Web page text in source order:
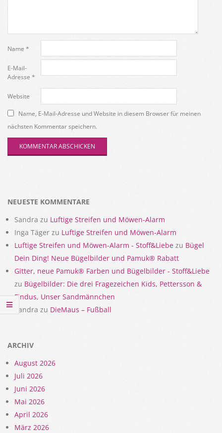
Name *
E-Mail-
Adresse *
Website
Name, E-Mail-Adresse und Website in diesem Browser für meinen
nächsten Kommentar speichern.
NEUESTE KOMMENTARE
Sandra zu Luftige Streifen und Möwen-Alarm
Inga Täger zu Luftige Streifen und Möwen-Alarm
Luftige Streifen und Möwen-Alarm - Stoff&Liebe zu Bügel
Dein Ding! Neue Bügelbilder und Pamuk® Rabatt
Gitter, neue Pamuk® Farben und Bügelbilder - Stoff&Liebe
zu Bügelbilder: Die drei Fragezeichen Kids, Pettersson &
Findus, Unser Sandmännchen
Sandra zu DieMaus – Fußball
ARCHIV
August 2026
Juli 2026
Juni 2026
Mai 2026
April 2026
März 2026